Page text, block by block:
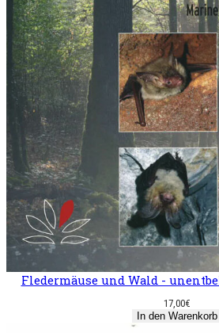
Fledermäuse und Wald -
17,00€
In den Warenkorb